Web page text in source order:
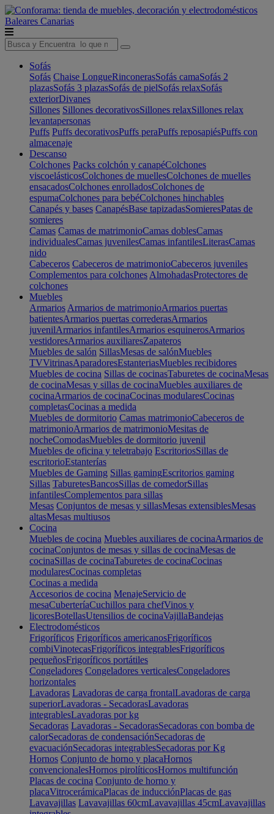
Baleares Canarias
Sofás
Sofás Chaise LongueRinconerasSofás camaSofás 2
plazasSofás 3 plazasSofás de pielSofás relaxSofás
exteriorDivanes
Sillones Sillones decorativosSillones relaxSillones relax
levantapersonas
Puffs Puffs decorativosPuffs peraPuffs reposapiésPuffs con
almacenaje
Descanso
Colchones Packs colchón y canapéColchones
viscoelásticosColchones de muellesColchones de muelles
ensacadosColchones enrolladosColchones de
espumaColchones para bebéColchones hinchables
Canapés y bases CanapésBase tapizadasSomieresPatas de
somieres
Camas Camas de matrimonioCamas doblesCamas
individualesCamas juvenilesCamas infantilesLiterasCamas
nido
Cabeceros Cabeceros de matrimonioCabeceros juveniles
Complementos para colchones AlmohadasProtectores de
colchones
Muebles
Armarios Armarios de matrimonioArmarios puertas
batientesArmarios puertas correderasArmarios
juvenilArmarios infantilesArmarios esquinerosArmarios
vestidoresArmarios auxiliaresZapateros
Muebles de salón SillasMesas de salónMuebles
TVVitrinasAparadoresEstanteriasMuebles recibidores
Muebles de cocina Sillas de cocinasTaburetes de cocinaMesas
de cocinaMesas y sillas de cocinaMuebles auxiliares de
cocinaArmarios de cocinaCocinas modularesCocinas
completasCocinas a medida
Muebles de dormitorio Camas matrimonioCabeceros de
matrimonioArmarios de matrimonioMesitas de
nocheComodasMuebles de dormitorio juvenil
Muebles de oficina y teletrabajo EscritoriosSillas de
escritorioEstanterías
Muebles de Gaming Sillas gamingEscritorios gaming
Sillas TaburetesBancosSillas de comedorSillas
infantilesComplementos para sillas
Mesas Conjuntos de mesas y sillasMesas extensiblesMesas
altasMesas multiusos
Cocina
Muebles de cocina Muebles auxiliares de cocinaArmarios de
cocinaConjuntos de mesas y sillas de cocinaMesas de
cocinaSillas de cocinaTaburetes de cocinaCocinas
modularesCocinas completas
Cocinas a medida
Accesorios de cocina MenajeServicio de
mesaCuberteríaCuchillos para chefVinos y
licoresBotellasUtensilios de cocinaVajillaBandejas
Electrodomésticos
Frigoríficos Frigoríficos americanosFrigoríficos
combiVinotecasFrigoríficos integrablesFrigoríficos
pequeñosFrigoríficos portátiles
Congeladores Congeladores verticalesCongeladores
horizontales
Lavadoras Lavadoras de carga frontalLavadoras de carga
superiorLavadoras - SecadorasLavadoras
integrablesLavadoras por kg
Secadoras Lavadoras - SecadorasSecadoras con bomba de
calorSecadoras de condensaciónSecadoras de
evacuaciónSecadoras integrablesSecadoras por Kg
Hornos Conjunto de horno y placaHornos
convencionalesHornos pirolíticosHornos multifunción
Placas de cocina Conjunto de horno y
placaVitrocerámicaPlacas de inducciónPlacas de gas
Lavavajillas Lavavajillas 60cmLavavajillas 45cmLavavajillas